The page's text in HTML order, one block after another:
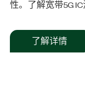
性。了解宽带5G
了解详情